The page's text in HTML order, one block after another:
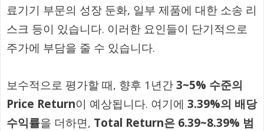
료기기 부문의 성장 둔화, 일부 제품에 대한 소송 리
스크 등이 있습니다. 이러한 요인들이 단기적으로
주가에 부담을 줄 수 있습니다.
보수적으로 평가할 때, 향후 1년간3~5% 수준의
Price Return이 예상됩니다. 여기에 3.39%의 배당
수익률을 더하면, Total Return은 6.39~8.39% 범